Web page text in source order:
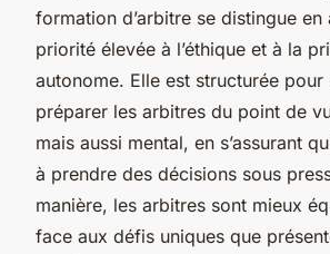
formation d’arbitre se distingue
priorité élevée à l’éthique et à la
autonome. Elle est structurée pour
préparer les arbitres du point de
mais aussi mental, en s’assurant
à prendre des décisions sous
manière, les arbitres sont mieux
face aux défis uniques que